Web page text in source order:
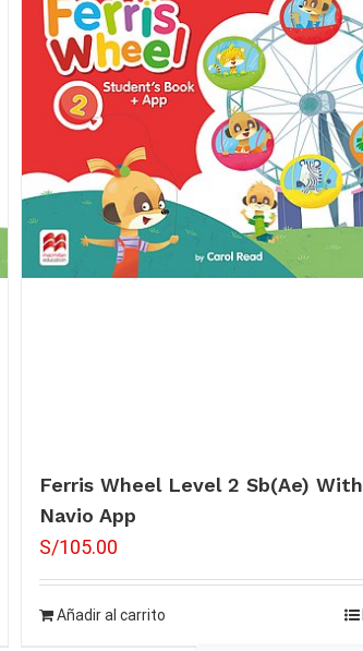
Ferris Wheel Level 2 Sb(Ae) With
Navio App
S/105.00
Añadir al carrito